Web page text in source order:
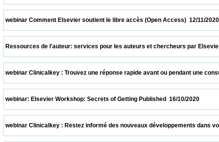
webinar Comment Elsevier soutient le libre accès (Open
Ressources de l'auteur: services pour les auteurs et chercheurs
webinar Clinicalkey : Trouvez une réponse rapide avant ou
webinar: Elsevier Workshop: Secrets of Getting Published  16/
webinar Clinicalkey : Restez informé des nouveaux